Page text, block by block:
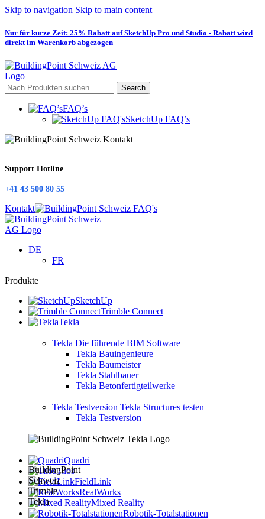
Skip to navigation Skip to main content
Nur für kurze Zeit: 25% Rabatt auf SketchUp Pro und Studio - Rabatt wird
direkt im Warenkorb abgezogen
Search
FAQ’s
SketchUp FAQ’s
Support Hotline
+41 43 500 80 55
Kontakt
DE
FR
Produkte
SketchUp
Trimble Connect
Tekla
Tekla Die führende BIM Software
Tekla Bauingenieure
Tekla Baumeister
Tekla Stahlbauer
Tekla Betonfertigteilwerke
Tekla Testversion Tekla Structures testen
Tekla Testversion
Quadri
Tilos
FieldLink
RealWorks
Mixed Reality
Robotik-Totalstationen